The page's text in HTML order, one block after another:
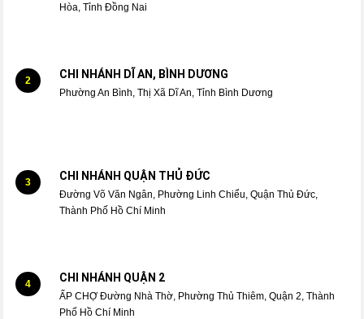
Hòa, Tỉnh Đồng Nai
2 CHI NHÁNH DĨ AN, BÌNH DƯƠNG
Phường An Bình, Thị Xã Dĩ An, Tỉnh Bình Dương
3 CHI NHÁNH QUẬN THỦ ĐỨC
Đường Võ Văn Ngân, Phường Linh Chiểu, Quận Thủ Đức,
Thành Phố Hồ Chí Minh
4 CHI NHÁNH QUẬN 2
ẤP CHỢ Đường Nhà Thờ, Phường Thủ Thiêm, Quận 2, Thành
Phố Hồ Chí Minh